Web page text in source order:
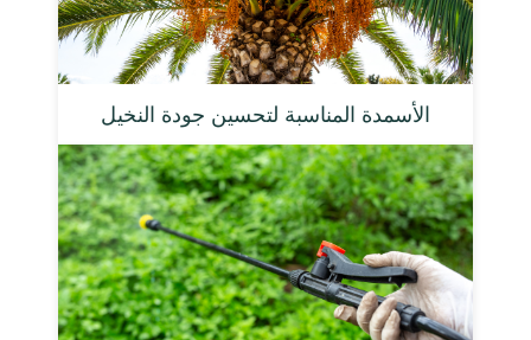
الأسمدة المناسبة لتحسين جودة النخيل